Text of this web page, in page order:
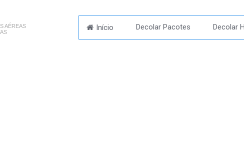
AÉREAS
Início Decolar Pacotes Decolar